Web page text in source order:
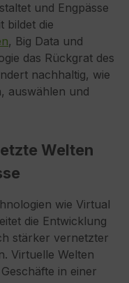
und Engpässe
bildet die
, Big Data und
das Rückgrat des
nachhaltig, wie
auswählen und
Welten
wie Virtual
die Entwicklung
stärker vernetzter
Virtuelle Welten
in einer